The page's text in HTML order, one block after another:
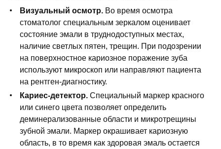
Визуальный осмотр.Во время осмотра
стоматолог специальным зеркалом оценивает
состояние эмали в труднодоступных местах,
наличие светлых пятен, трещин. При подозрении
на поверхностное кариозное поражение зуба
используют микроскоп или направляют пациента
на рентген-диагностику.
Кариес-детектор.Специальный маркер красного
или синего цвета позволяет определить
деминерализованные области и микротрещины
зубной эмали. Маркер окрашивает кариозную
область, в то время как здоровая эмаль остается